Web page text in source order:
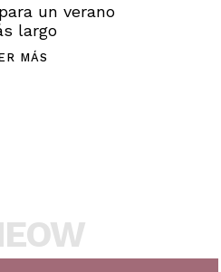
un verano
largo
MÁS